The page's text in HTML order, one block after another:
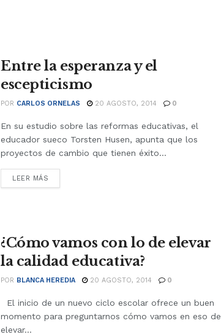
Entre la esperanza y el
escepticismo
POR CARLOS ORNELAS 20 AGOSTO, 2014 0
En su estudio sobre las reformas educativas, el
educador sueco Torsten Husen, apunta que los
proyectos de cambio que tienen éxito...
LEER MÁS
¿Cómo vamos con lo de elevar
la calidad educativa?
POR BLANCA HEREDIA 20 AGOSTO, 2014 0
El inicio de un nuevo ciclo escolar ofrece un buen
momento para preguntarnos cómo vamos en eso de
elevar...